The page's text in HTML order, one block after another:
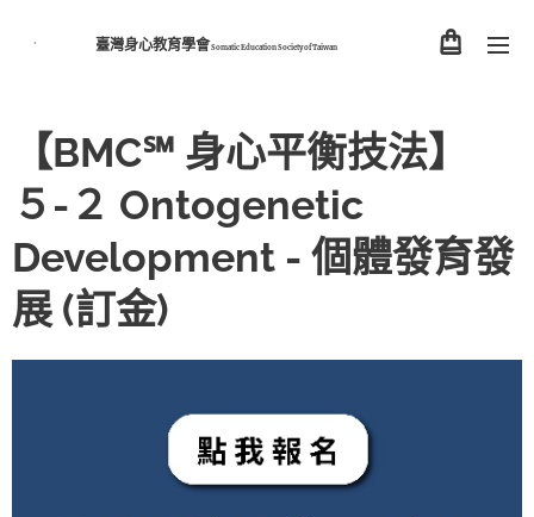
臺灣身心教育學會Somatic Education Society ofTaiwan
【BMC℠ 身心平衡技法】
５-２ Ontogenetic
Development - 個體發育發
展 (訂金)